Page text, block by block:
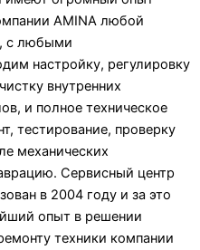
AMINA любой
с любыми
настройку, регулировку
внутренних
и полное техническое
тестирование, проверку
механических
Сервисный центр
в 2004 году и за это
опыт в решении
техники компании